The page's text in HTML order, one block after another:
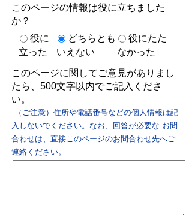
このページの情報は役に立ちました
か？
役に
立った
どちらとも
いえない
役にたた
なかった
このページに関してご意見がありまし
たら、500文字以内でご記入くださ
い。
（ご注意）住所や電話番号などの個人情報は記
入しないでください。なお、回答が必要な お問
合わせは、直接このページのお問合わせ先へご
連絡ください。